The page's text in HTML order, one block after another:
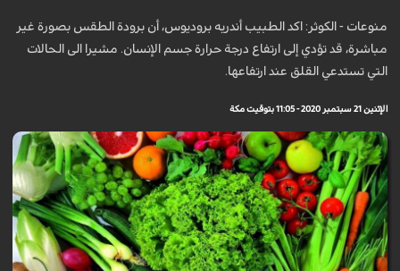
منوعات - الكوثر: اكد الطبيب أندريه بروديوس، أن برودة الطقس بصورة غير
مباشرة، قد تؤدي إلى ارتفاع درجة حرارة جسم الإنسان. مشيرا الى الحالات
التي تستدعي القلق عند ارتفاعها.
الإثنين 21 سبتمبر 2020 - 11:05 بتوقيت مكة